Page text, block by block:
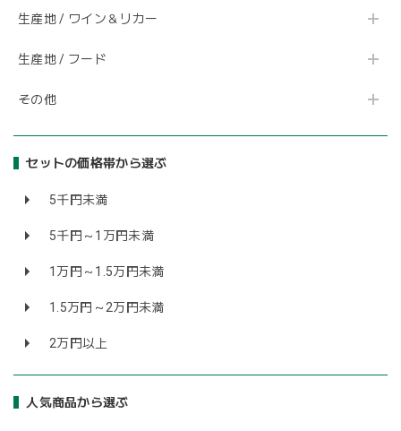
生産地 / ワイン＆リカー
生産地 / フード
その他
セットの価格帯から選ぶ
5千円未満
5千円～1万円未満
1万円～1.5万円未満
1.5万円～2万円未満
2万円以上
人気商品から選ぶ